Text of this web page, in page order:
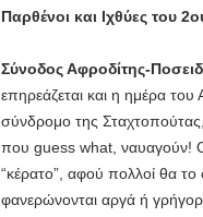
Παρθένοι και Ιχθύες του
Σύνοδος Αφροδίτης-
επηρεάζεται και η ημέρα
σύνδρομο της
που guess what, ναυαγούν!
“κέρατο”, αφού πολλοί θα
φανερώνονται αργά ή